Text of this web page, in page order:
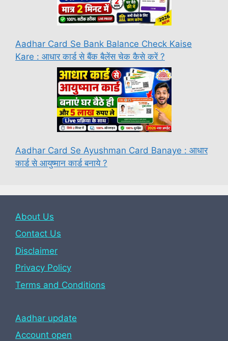
Aadhar Card Se Bank Balance Check Kaise
Kare : आधार कार्ड से बैंक बैलेंस चेक कैसे करें ?
Aadhar Card Se Ayushman Card Banaye : आधार
कार्ड से आयुष्मान कार्ड बनाये ?
About Us
Contact Us
Disclaimer
Privacy Policy
Terms and Conditions
Aadhar update
Account open